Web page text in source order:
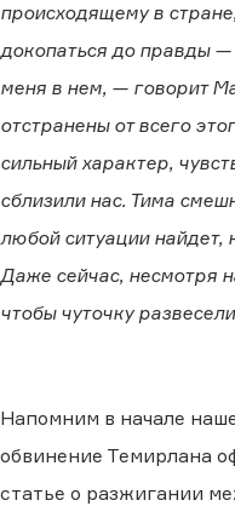
происходящему в
докопаться до правды —
меня в нем, — говорит
отстранены от всего
сильный характер,
сблизили нас. Тима
любой ситуации найдет,
Даже сейчас, несмотря
чтобы чуточку
Напомним в начале
обвинение Темирлана
статье о разжигании